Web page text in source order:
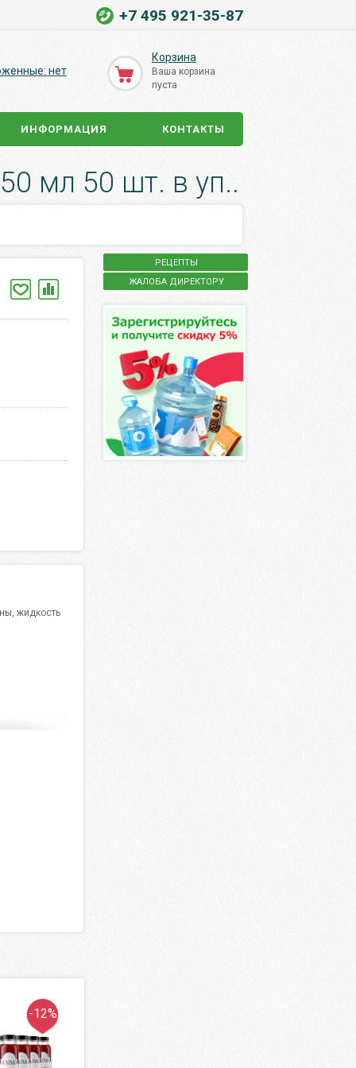
+7 495 921-35-87
нет
Корзина
Ваша корзина
пуста
ИНФОРМАЦИЯ КОНТАКТЫ
мл 50 шт. в уп..
жидкость
-12%
РЕЦЕПТЫ
ЖАЛОБА ДИРЕКТОРУ